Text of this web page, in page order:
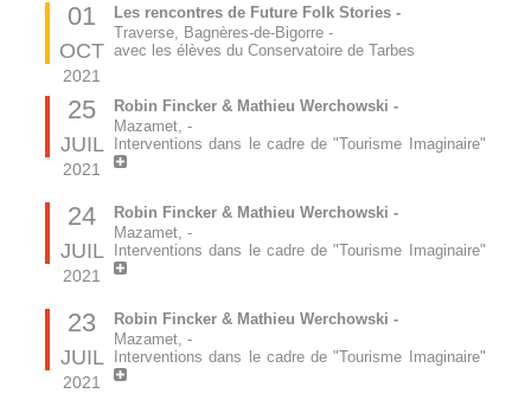
01
OCT
2021
Les rencontres de Future Folk Stories -
Traverse, Bagnères-de-Bigorre -
avec les élèves du Conservatoire de Tarbes
25
JUIL
2021
Robin Fincker & Mathieu Werchowski -
Mazamet, -
Interventions dans le cadre de "Tourisme Imaginaire"
24
JUIL
2021
Robin Fincker & Mathieu Werchowski -
Mazamet, -
Interventions dans le cadre de "Tourisme Imaginaire"
23
JUIL
2021
Robin Fincker & Mathieu Werchowski -
Mazamet, -
Interventions dans le cadre de "Tourisme Imaginaire"